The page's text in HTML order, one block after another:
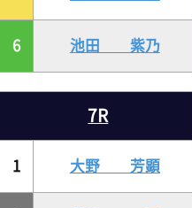
6 池田 紫乃
7R
1 大野 芳顕